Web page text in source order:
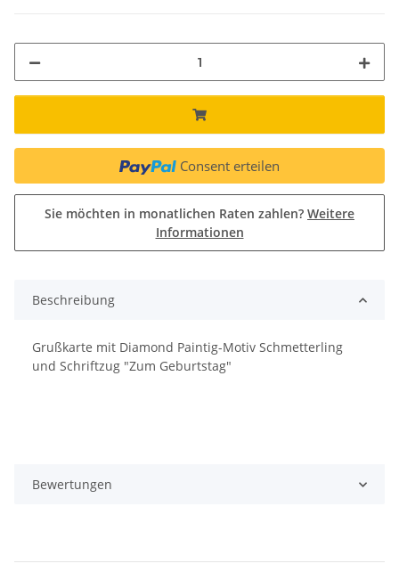
Consent erteilen
Sie möchten in monatlichen Raten zahlen? Weitere
Informationen
Beschreibung
Grußkarte mit Diamond Paintig-Motiv Schmetterling
und Schriftzug "Zum Geburtstag"
Bewertungen